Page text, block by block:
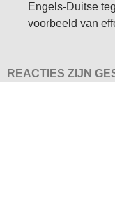
Engels-Duitse
voorbeeld van
REACTIES ZIJN